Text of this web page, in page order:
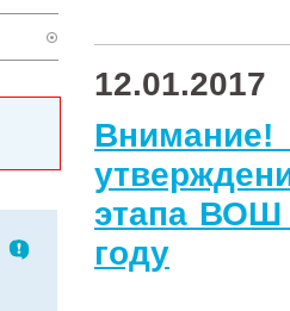
12.01.2017
этапа ВОШ
году